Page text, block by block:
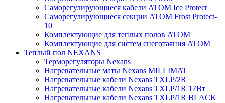
Саморегулирующиеся кабели ATOM Ice Protect
Саморегулирующиеся секции ATOM Frost Protect-
10
Комплектующие для теплых полов ATOM
Комплектующие для систем снеготаяния ATOM
Теплый пол NEXANS
Терморегуляторы Nexans
Нагревательные маты Nexans MILLIMAT
Нагревательные кабели Nexans TXLP/2R
Нагревательные кабели Nexans TXLP/1R 17Вт
Нагревательные кабели Nexans TXLP/1R BLACK